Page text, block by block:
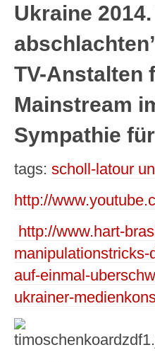
Ukraine
TV-Anstalten
Mainstream
Sympathie
tags: scholl-latour
http://
http://www.hart-
auf-einmal-
ukrainer-